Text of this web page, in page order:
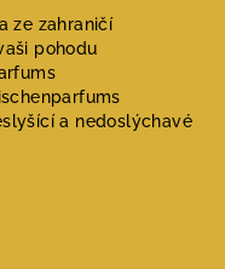
ze zahraničí
pohodu
a nedoslýchavé